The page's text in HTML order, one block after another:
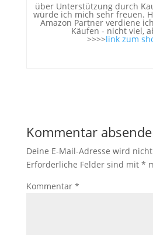
über Unterstützung durch
würde ich mich sehr freuen.
Amazon Partner verdiene
Käufen - nicht viel,
>>>>link zum
Kommentar
Deine E-Mail-Adresse wird
Erforderliche Felder sind mit *
Kommentar *